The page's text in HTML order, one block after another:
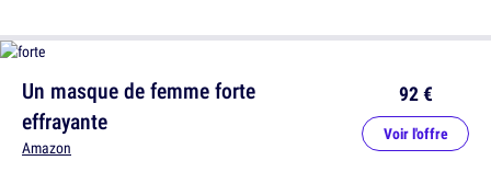
Un masque de femme forte
effrayante
Amazon
92 €
Voir l'offre